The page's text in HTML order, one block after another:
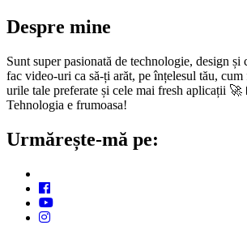
Despre mine
Sunt super pasionată de technologie, design și
fac video-uri ca să-ți arăt, pe înțelesul tău,
urile tale preferate și cele mai fresh aplicații
Tehnologia e frumoasa!
Urmărește-mă pe: